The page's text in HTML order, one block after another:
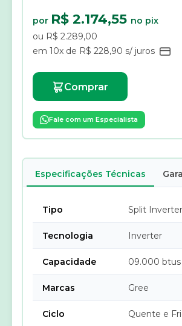
por R$ 2.174,55 no pix
ou R$ 2.289,00
em 10x de R$ 228,90 s/ juros
Comprar
Fale com um Especialista
Especificações Técnicas
Tipo Split Inverter
Tecnologia Inverter
Capacidade 09.000 btus
Marcas Gree
Ciclo Quente e